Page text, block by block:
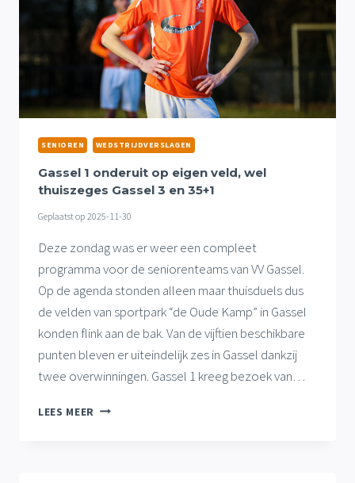
SENIOREN WEDSTRIJDVERSLAGEN
Gassel 1 onderuit op eigen veld, wel
thuiszeges Gassel 3 en 35+1
Geplaatst op 2025-11-30
Deze zondag was er weer een compleet
programma voor de seniorenteams van VV Gassel.
Op de agenda stonden alleen maar thuisduels dus
de velden van sportpark “de Oude Kamp” in Gassel
konden flink aan de bak. Van de vijftien beschikbare
punten bleven er uiteindelijk zes in Gassel dankzij
twee overwinningen. Gassel 1 kreeg bezoek van…
LEES MEER GASSEL